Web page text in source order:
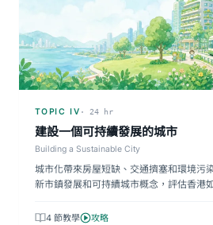
TOPIC IV · 24 hr
建設一個可持續發展的城市
Building a Sustainable City
城市化帶來房屋短缺、交通擠塞和環境污
新市鎮發展和可持續城市概念，評估香港
4 節教學 攻略